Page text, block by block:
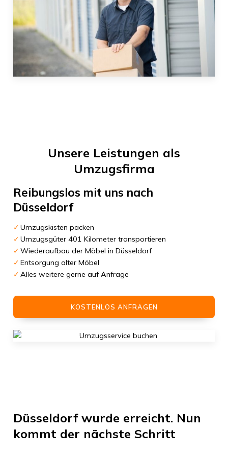
Unsere Leistungen als
Umzugsfirma
Reibungslos mit uns nach
Düsseldorf
Umzugskisten packen
Umzugsgüter 401 Kilometer transportieren
Wiederaufbau der Möbel in Düsseldorf
Entsorgung alter Möbel
Alles weitere gerne auf Anfrage
KOSTENLOS ANFRAGEN
Düsseldorfwurde erreicht. Nun
kommt der nächste Schritt